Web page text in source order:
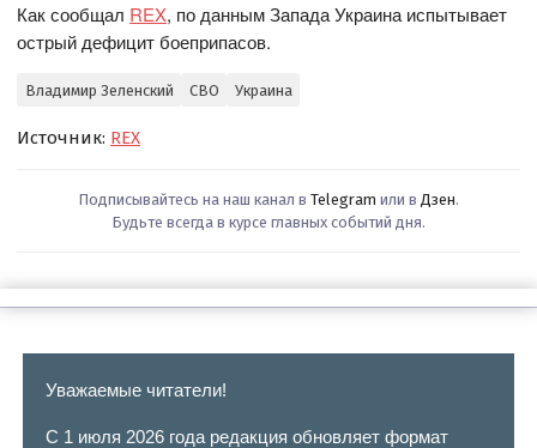
Как сообщал REX, по данным Запада Украина испытывает
острый дефицит боеприпасов.
Владимир Зеленский СВО Украина
Источник: REX
Подписывайтесь на наш канал в Telegram или в Дзен.
Будьте всегда в курсе главных событий дня.
Уважаемые читатели!
С 1 июля 2026 года редакция обновляет формат